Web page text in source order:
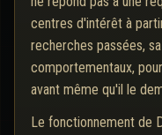
centres d'intérêt à
recherches passées,
comportementaux,
avant même qu'il le
Le fonctionnement de